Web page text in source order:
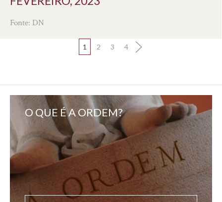
Fonte: DN
1 2 3 4
O QUE É A ORDEM?